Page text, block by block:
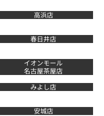
高浜店
春日井店
イオンモール
名古屋茶屋店
みよし店
安城店